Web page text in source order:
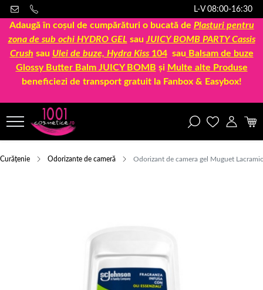
L-V 08:00-16:30
Adaugă în coșul de cumpărături o bucată de Plasturi pentru
zona de sub ochi HYDRO GEL sau JUICY BOMB PARTY Cassis
Crush sau Ulei de buze, Hydra Kiss 104sau Balsam de buze
Glossy Butter Balm JUICY BOMB și Multe alte Produse
beneficiezi de transport gratuit la Fanbox & Easybox!
Curățenie Odorizante de cameră Odorizant de camera gel Muguet